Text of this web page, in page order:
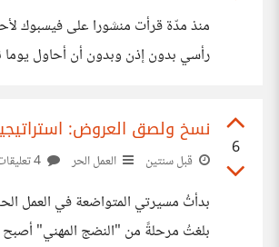
رأسي بدون إذن وبدون أن أحاول يوما
6
نسخ ولصق العروض:
قبل سنتين العمل الحر
بدأتُ مسيرتي المتواضعة في العمل
بلغتُ مرحلةً من "النضج المهني" أصبح